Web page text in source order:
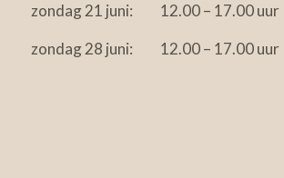
zondag 21 juni: 12.00 – 17.00 uur
zondag 28 juni: 12.00 – 17.00 uur